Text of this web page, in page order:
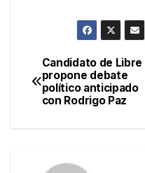
Navegación
de
Candidato de Libre
propone debate
político anticipado
con Rodrigo Paz